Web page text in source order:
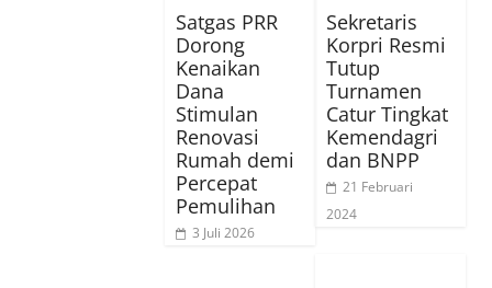
Satgas PRR
Dorong
Kenaikan
Dana
Stimulan
Renovasi
Rumah demi
Percepat
Pemulihan
3 Juli 2026
Sekretaris
Korpri Resmi
Tutup
Turnamen
Catur Tingkat
Kemendagri
dan BNPP
21 Februari
2024